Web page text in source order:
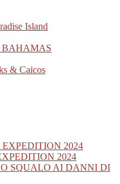
Island
BAHAMAS
& Caicos
2024
2024
SQUALO AI DANNI DI